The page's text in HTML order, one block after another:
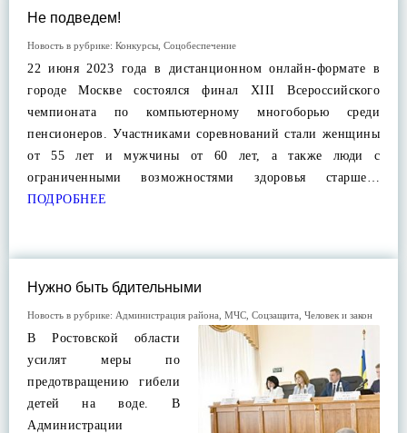
Не подведем!
Новость в рубрике: Конкурсы Соцобеспечение
22 июня 2023 года в дистанционном онлайн-формате в
городе Москве состоялся финал XIII Всероссийского
чемпионата по компьютерному многоборью среди
пенсионеров. Участниками соревнований стали женщины
от 55 лет и мужчины от 60 лет, а также люди с
ограниченными возможностями здоровья старше…
ПОДРОБНЕЕ
Нужно быть бдительными
Новость в рубрике: Администрация района МЧС Соцзащита Человек и закон
В Ростовской области
усилят меры по
предотвращению гибели
детей на воде. В
Администрации